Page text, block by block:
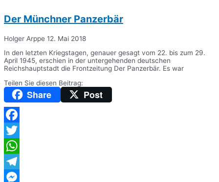
Der Münchner Panzerbär
Holger Arppe 12. Mai 2018
In den letzten Kriegstagen, genauer gesagt vom 22. bis zum 29.
April 1945, erschien in der untergehenden deutschen
Reichshauptstadt die Frontzeitung Der Panzerbär. Es war
Teilen Sie diesen Beitrag:
Share Post
Facebook
Twitter
WhatsApp
Telegram